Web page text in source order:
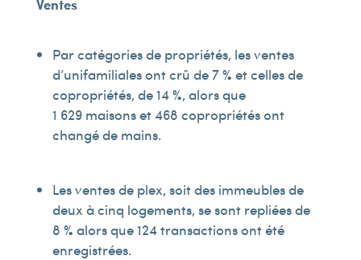
Ventes
Par catégories de propriétés, les ventes
d’unifamiliales ont crû de 7 % et celles de
copropriétés, de 14 %, alors que
1 629 maisons et 468 copropriétés ont
changé de mains.
Les ventes de plex, soit des immeubles de
deux à cinq logements, se sont repliées de
8 % alors que 124 transactions ont été
enregistrées.